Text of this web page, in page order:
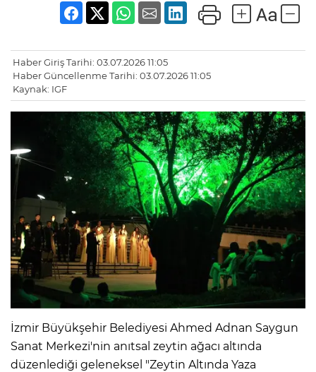
Haber Giriş Tarihi: 03.07.2026 11:05
Haber Güncellenme Tarihi: 03.07.2026 11:05
Kaynak: IGF
İzmir Büyükşehir Belediyesi Ahmed Adnan Saygun
Sanat Merkezi'nin anıtsal zeytin ağacı altında
düzenlediği geleneksel "Zeytin Altında Yaza